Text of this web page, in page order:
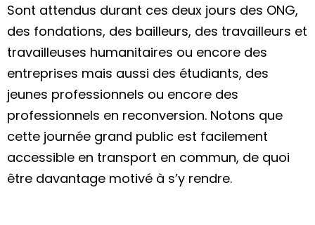
Sont attendus durant ces deux jours des ONG,
des fondations, des bailleurs, des travailleurs et
travailleuses humanitaires ou encore des
entreprises mais aussi des étudiants, des
jeunes professionnels ou encore des
professionnels en reconversion. Notons que
cette journée grand public est facilement
accessible en transport en commun, de quoi
être davantage motivé à s’y rendre.